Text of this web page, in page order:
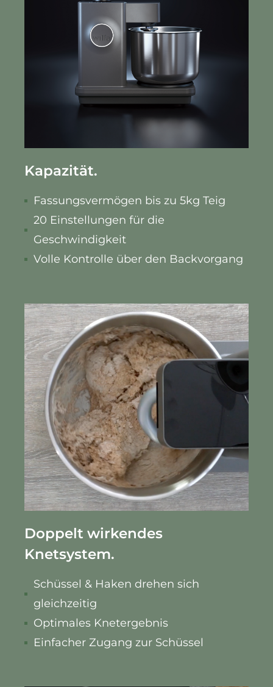
Kapazität.
Fassungsvermögen bis zu 5kg Teig
20 Einstellungen für die
Geschwindigkeit
Volle Kontrolle über den Backvorgang
Doppelt wirkendes
Knetsystem.
Schüssel & Haken drehen sich
gleichzeitig
Optimales Knetergebnis
Einfacher Zugang zur Schüssel